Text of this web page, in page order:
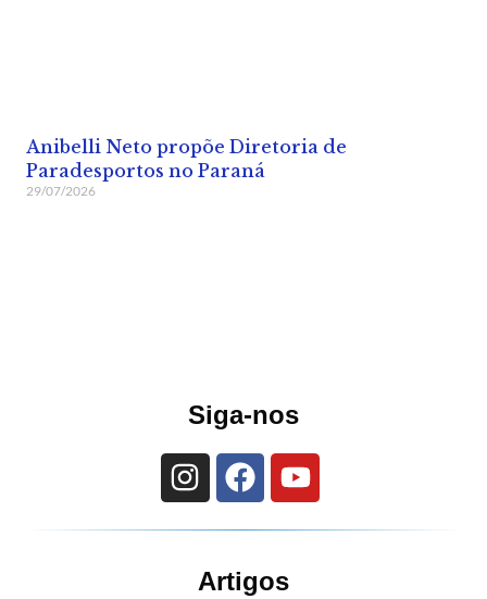
Anibelli Neto propõe Diretoria de
Paradesportos no Paraná
29/07/2026
Siga-nos
Artigos